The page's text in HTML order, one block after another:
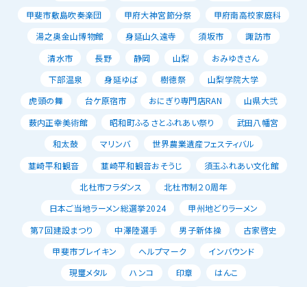
甲斐市敷島吹奏楽団
甲府大神宮節分祭
甲府南高校家庭科
湯之奥金山博物館
身延山久遠寺 須坂市
諏訪市
清水市
長野 静岡 山梨
おみゆきさん
下部温泉
身延ゆば 樹徳祭
山梨学院大学
虎頭の舞
台ケ原宿市 おにぎり専門店RAN
山県大弐
薮内正幸美術館
昭和町ふるさとふれあい祭り
武田八幡宮
和太鼓
マリンバ
世界農業遺産フェスティバル
韮崎平和観音
韮崎平和観音おそうじ
須玉ふれあい文化館
北杜市フラダンス
北杜市制２０周年
日本ご当地ラーメン総選挙2024
甲州地どりラーメン
第７回建設まつり
中澤陸選手 男子新体操
古家啓史
甲斐市ブレイキン
ヘルプマーク
インバウンド
現璽メタル
ハンコ 印章
はんこ